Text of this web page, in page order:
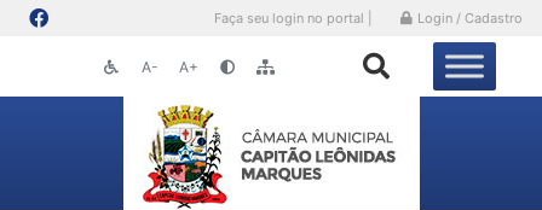
Faça seu login no portal | Login / Cadastro
A- A+